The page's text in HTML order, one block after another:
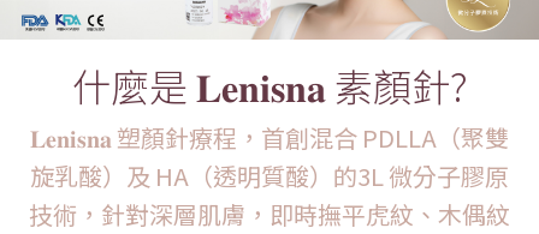
什麼是 𝐋𝐞𝐧𝐢𝐬𝐧𝐚 素顏針?
𝐋𝐞𝐧𝐢𝐬𝐧𝐚 塑顏針療程，首創混合 PDLLA（聚雙
旋乳酸）及 HA（透明質酸）的3L 微分子膠原
技術，針對深層肌膚，即時撫平虎紋、木偶紋